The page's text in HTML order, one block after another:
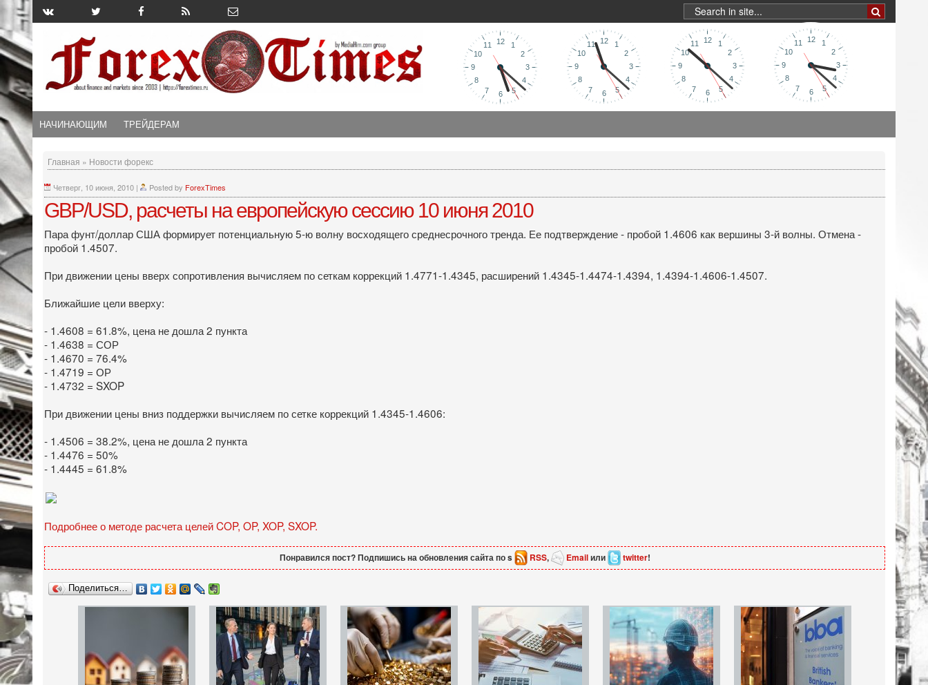
НАЧИНАЮЩИМ ТРЕЙДЕРАМ
Главная » Новости форекс
Четверг, 10 июня, 2010 | Posted by ForexTimes
GBP/USD, расчеты на европейскую сессию 10 июня 2010
Пара фунт/доллар США формирует потенциальную 5-ю волну восходящего среднесрочного тренда. Ее подтверждение - пробой 1.4606 как вершины 3-й волны. Отмена -
пробой 1.4507.
При движении цены вверх сопротивления вычисляем по сеткам коррекций 1.4771-1.4345, расширений 1.4345-1.4474-1.4394, 1.4394-1.4606-1.4507.
Ближайшие цели вверху:
- 1.4608 = 61.8%, цена не дошла 2 пункта
- 1.4638 = СОР
- 1.4670 = 76.4%
- 1.4719 = ОР
- 1.4732 = SXOP
При движении цены вниз поддержки вычисляем по сетке коррекций 1.4345-1.4606:
- 1.4506 = 38.2%, цена не дошла 2 пункта
- 1.4476 = 50%
- 1.4445 = 61.8%
Подробнее о методе расчета целей COP, OP, XOP, SXOP.
Понравился пост? Подпишись на обновления сайта по s RSS, Emailили twitter!
Поделиться…